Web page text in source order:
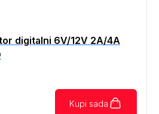
digitalni 6V/12V 2A/4A
Kupi sada